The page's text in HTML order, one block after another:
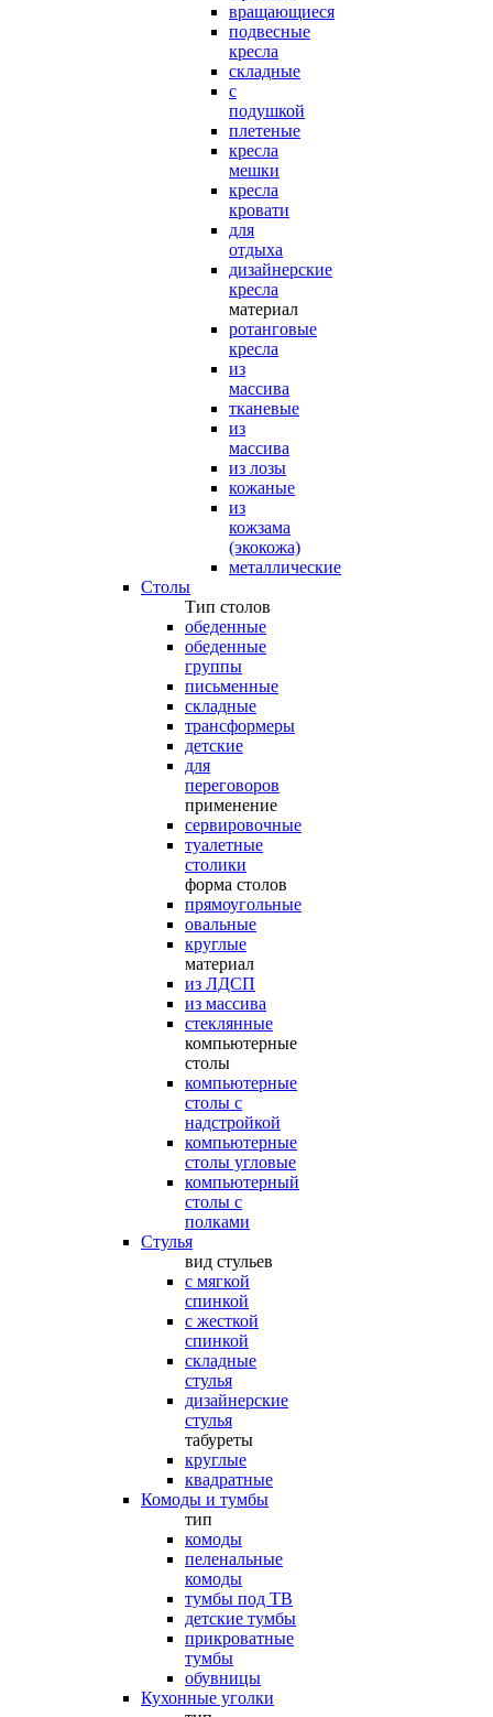
вращающиеся
подвесные
кресла
складные
с
подушкой
плетеные
кресла
мешки
кресла
кровати
для
отдыха
дизайнерские
кресла
материал
ротанговые
кресла
из
массива
тканевые
из
массива
из лозы
кожаные
из
кожзама
(экокожа)
металлические
Столы
Тип столов
обеденные
обеденные
группы
письменные
складные
трансформеры
детские
для
переговоров
применение
сервировочные
туалетные
столики
форма столов
прямоугольные
овальные
круглые
материал
из ЛДСП
из массива
стеклянные
компьютерные
столы
компьютерные
столы с
надстройкой
компьютерные
столы угловые
компьютерный
столы с
полками
Стулья
вид стульев
с мягкой
спинкой
с жесткой
спинкой
складные
стулья
дизайнерские
стулья
табуреты
круглые
квадратные
Комоды и тумбы
тип
комоды
пеленальные
комоды
тумбы под ТВ
детские тумбы
прикроватные
тумбы
обувницы
Кухонные уголки